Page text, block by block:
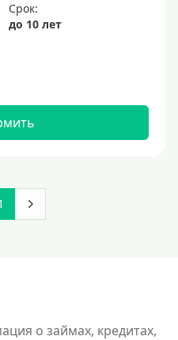
Срок:
до 10 лет
о займах, кредитах,